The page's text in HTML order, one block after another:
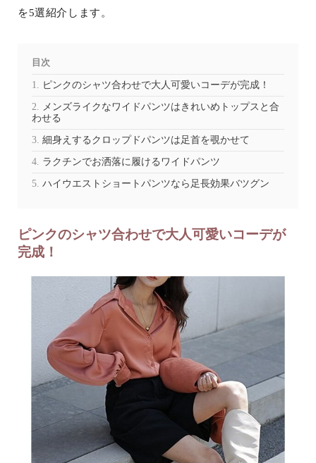
を5選紹介します。
目次
ピンクのシャツ合わせで大人可愛いコーデが完成！
メンズライクなワイドパンツはきれいめトップスと合
わせる
細身えするクロップドパンツは足首を覗かせて
ラクチンでお洒落に履けるワイドパンツ
ハイウエストショートパンツなら足長効果バツグン
ピンクのシャツ合わせで大人可愛いコーデが
完成！